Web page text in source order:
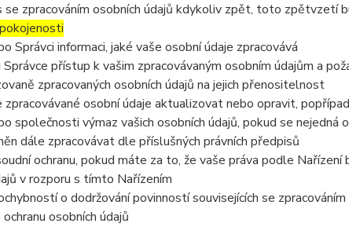
se zpracováním osobních údajů kdykoliv zpět, toto zpětvzetí
Správci informaci, jaké vaše osobní údaje zpracovává
přístup k vašim zpracovávaným osobním údajům a
zpracovaných osobních údajů na jejich přenositelnost
zpracovávané osobní údaje aktualizovat nebo opravit,
společnosti výmaz vašich osobních údajů, pokud se nejedná
dále zpracovávat dle příslušných právních předpisů
ochranu, pokud máte za to, že vaše práva podle
v rozporu s tímto Nařízením
o dodržování povinností souvisejících se
osobních údajů